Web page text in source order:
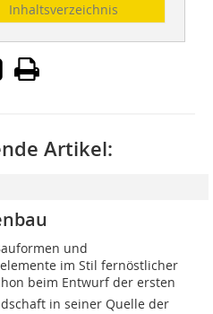
Inhaltsverzeichnis
Artikel:
und
im Stil fernöstlicher
beim Entwurf der ersten
in seiner Quelle der